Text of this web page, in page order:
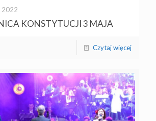
2022
KONSTYTUCJI 3 MAJA
Czytaj więcej